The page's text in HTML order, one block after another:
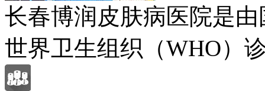
长春博润皮肤病医院是
世界卫生组织（WHO）